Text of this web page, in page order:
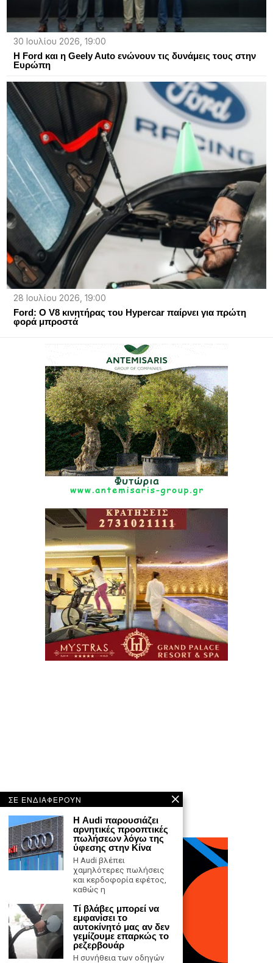
30 Ιουλίου 2026, 19:00
Η Ford και η Geely Auto ενώνουν τις δυνάμεις τους στην
Ευρώπη
28 Ιουλίου 2026, 19:00
Ford: Ο V8 κινητήρας του Hypercar παίρνει για πρώτη
φορά μπροστά
ΣΕ ΕΝΔΙΑΦΕΡΟΥΝ
Η Audi παρουσιάζει
αρνητικές προοπτικές
πωλήσεων λόγω της
ύφεσης στην Κίνα
Η Audi βλέπει
χαμηλότερες πωλήσεις
και κερδοφορία εφέτος,
καθώς η
Τί βλάβες μπορεί να
εμφανίσει το
αυτοκίνητό μας αν δεν
γεμίζουμε επαρκώς το
ρεζερβουάρ
Η συνήθεια των οδηγών